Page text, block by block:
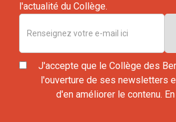
l'actualité du Collège.
J'accepte que le Collège des
l'ouverture de ses newsletters
d'en améliorer le contenu.